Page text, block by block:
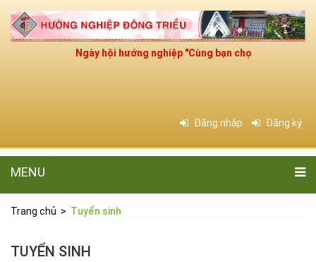
Ngày hội hướng nghiệp "Cùng bạn chọn nghề cho
Đăng nhập Đăng ký
MENU
Trang chủ > Tuyển sinh
TUYỂN SINH